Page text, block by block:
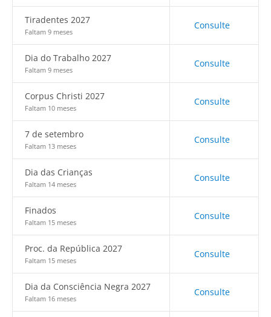
Tiradentes 2027
Faltam 9 meses
Consulte
Dia do Trabalho 2027
Faltam 9 meses
Consulte
Corpus Christi 2027
Faltam 10 meses
Consulte
7 de setembro
Faltam 13 meses
Consulte
Dia das Crianças
Faltam 14 meses
Consulte
Finados
Faltam 15 meses
Consulte
Proc. da República 2027
Faltam 15 meses
Consulte
Dia da Consciência Negra 2027
Faltam 16 meses
Consulte